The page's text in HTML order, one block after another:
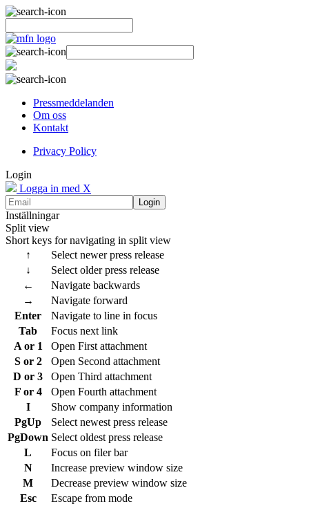
Pressmeddelanden
Om oss
Kontakt
Privacy Policy
Login
Logga in med X
Login
Inställningar
Split view
Short keys for navigating in split view
↑
Select newer press release
↓
Select older press release
←
Navigate backwards
→
Navigate forward
Enter
Navigate to line in focus
Tab
Focus next link
A or 1
Open First attachment
S or 2
Open Second attachment
D or 3
Open Third attachment
F or 4
Open Fourth attachment
I
Show company information
PgUp
Select newest press release
PgDown Select oldest press release
L
Focus on filer bar
N
Increase preview window size
M
Decrease preview window size
Esc
Escape from mode